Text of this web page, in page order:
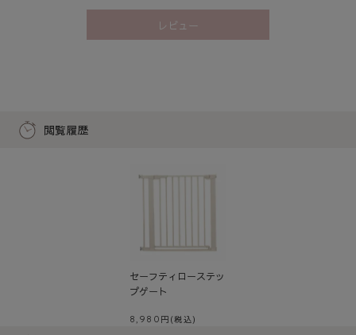
レビュー
閲覧履歴
セーフティローステッ
プゲート
8,980